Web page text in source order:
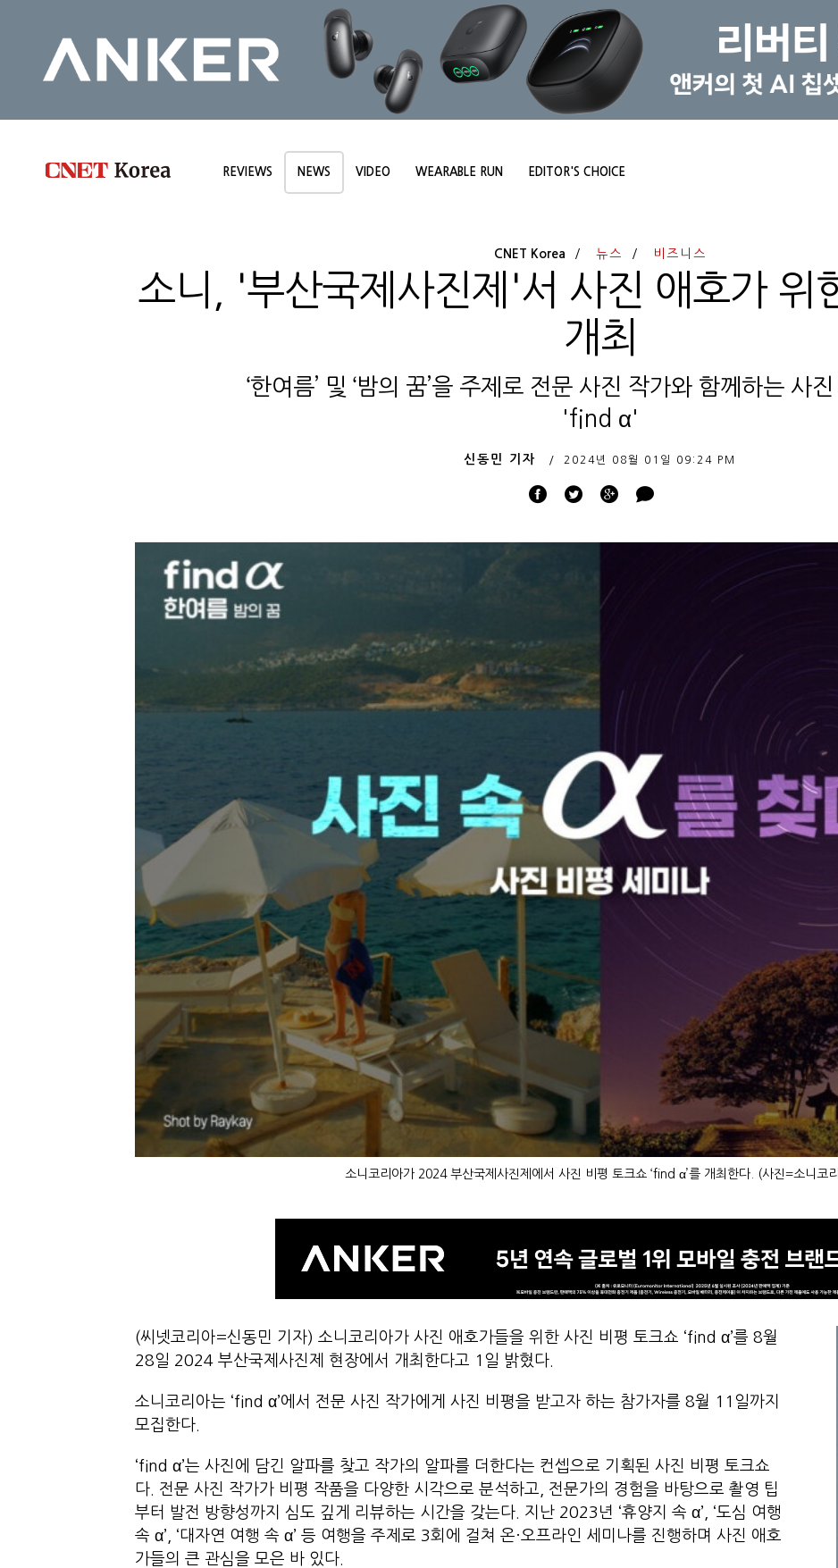
REVIEWS NEWS VIDEO WEARABLE RUN EDITOR'S CHOICE
CNET Korea 뉴스 비즈니스
소니, '부산국제사진제'서 사진 애호가 위
개최
‘한여름’ 및 ‘밤의 꿈’을 주제로 전문 사진 작가와 함께하는 사
'find α'
신동민 기자 2024년 08월 01일 09:24 PM
소니코리아가 2024 부산국제사진제에서 사진 비평 토크쇼 ‘find α’를 개최한다. (사진=소니코
(씨넷코리아=신동민 기자) 소니코리아가 사진 애호가들을 위한 사진 비평 토크쇼 ‘find α’를 8월
28일 2024 부산국제사진제 현장에서 개최한다고 1일 밝혔다.
소니코리아는 ‘find α’에서 전문 사진 작가에게 사진 비평을 받고자 하는 참가자를 8월 11일까지
모집한다.
‘find α’는 사진에 담긴 알파를 찾고 작가의 알파를 더한다는 컨셉으로 기획된 사진 비평 토크쇼
다. 전문 사진 작가가 비평 작품을 다양한 시각으로 분석하고, 전문가의 경험을 바탕으로 촬영 팁
부터 발전 방향성까지 심도 깊게 리뷰하는 시간을 갖는다. 지난 2023년 ‘휴양지 속 α’, ‘도심 여행
속 α’, ‘대자연 여행 속 α’ 등 여행을 주제로 3회에 걸쳐 온·오프라인 세미나를 진행하며 사진 애호
가들의 큰 관심을 모은 바 있다.